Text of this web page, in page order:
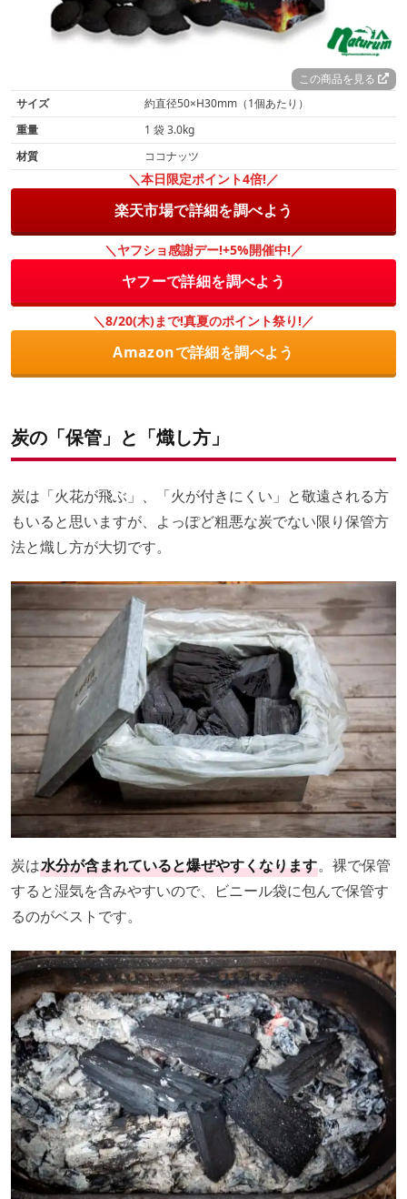
この商品を見る
サイズ
約直径50×H30mm（1個あたり）
重量
1 袋 3.0kg
材質
ココナッツ
＼本日限定ポイント4倍!／
楽天市場で詳細を調べよう
＼ヤフショ感謝デー!+5%開催中!／
ヤフーで詳細を調べよう
＼8/20(木)まで!真夏のポイント祭り!／
Amazonで詳細を調べよう
炭の「保管」と「熾し方」
炭は「火花が飛ぶ」、「火が付きにくい」と敬遠される方
もいると思いますが、よっぽど粗悪な炭でない限り保管方
法と熾し方が大切です。
炭は水分が含まれていると爆ぜやすくなります。裸で保管
すると湿気を含みやすいので、ビニール袋に包んで保管す
るのがベストです。